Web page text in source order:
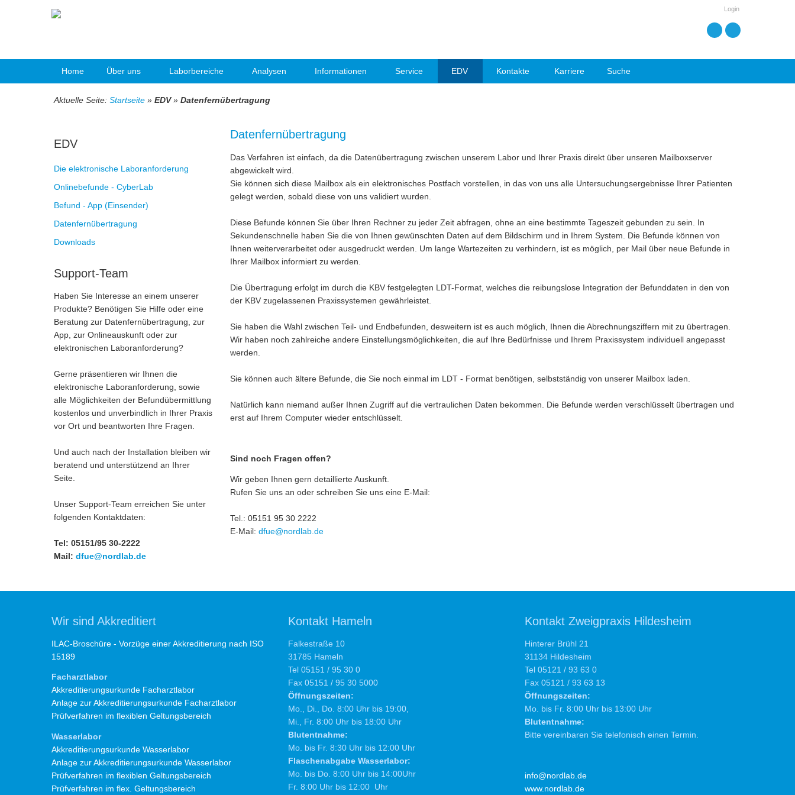
Login
Home Über uns Laborbereiche Analysen Informationen Service EDV Kontakte Karriere Suche
Aktuelle Seite: Startseite » EDV» Datenfernübertragung
EDV
Die elektronische Laboranforderung
Onlinebefunde - CyberLab
Befund - App (Einsender)
Datenfernübertragung
Downloads
Support-Team
Haben Sie Interesse an einem unserer
Produkte? Benötigen Sie Hilfe oder eine
Beratung zur Datenfernübertragung, zur
App, zur Onlineauskunft oder zur
elektronischen Laboranforderung?
Gerne präsentieren wir Ihnen die
elektronische Laboranforderung, sowie
alle Möglichkeiten der Befundübermittlung
kostenlos und unverbindlich in Ihrer Praxis
vor Ort und beantworten Ihre Fragen.
Und auch nach der Installation bleiben wir
beratend und unterstützend an Ihrer
Seite.
Unser Support-Team erreichen Sie unter
folgenden Kontaktdaten:
Tel: 05151/95 30-2222
Mail: dfue@nordlab.de
Datenfernübertragung
Das Verfahren ist einfach, da die Datenübertragung zwischen unserem Labor und Ihrer Praxis direkt über unseren Mailboxserver
abgewickelt wird.
Sie können sich diese Mailbox als ein elektronisches Postfach vorstellen, in das von uns alle Untersuchungsergebnisse Ihrer Patienten
gelegt werden, sobald diese von uns validiert wurden.
Diese Befunde können Sie über Ihren Rechner zu jeder Zeit abfragen, ohne an eine bestimmte Tageszeit gebunden zu sein. In
Sekundenschnelle haben Sie die von Ihnen gewünschten Daten auf dem Bildschirm und in Ihrem System. Die Befunde können von
Ihnen weiterverarbeitet oder ausgedruckt werden. Um lange Wartezeiten zu verhindern, ist es möglich, per Mail über neue Befunde in
Ihrer Mailbox informiert zu werden.
Die Übertragung erfolgt im durch die KBV festgelegten LDT-Format, welches die reibungslose Integration der Befunddaten in den von
der KBV zugelassenen Praxissystemen gewährleistet.
Sie haben die Wahl zwischen Teil- und Endbefunden, desweitern ist es auch möglich, Ihnen die Abrechnungsziffern mit zu übertragen.
Wir haben noch zahlreiche andere Einstellungsmöglichkeiten, die auf Ihre Bedürfnisse und Ihrem Praxissystem individuell angepasst
werden.
Sie können auch ältere Befunde, die Sie noch einmal im LDT - Format benötigen, selbstständig von unserer Mailbox laden.
Natürlich kann niemand außer Ihnen Zugriff auf die vertraulichen Daten bekommen. Die Befunde werden verschlüsselt übertragen und
erst auf Ihrem Computer wieder entschlüsselt.
Sind noch Fragen offen?
Wir geben Ihnen gern detaillierte Auskunft.
Rufen Sie uns an oder schreiben Sie uns eine E-Mail:
Tel.: 05151 95 30 2222
E-Mail: dfue@nordlab.de
Wir sind Akkreditiert
ILAC-Broschüre - Vorzüge einer Akkreditierung nach ISO
15189
Facharztlabor
Akkreditierungsurkunde Facharztlabor
Anlage zur Akkreditierungsurkunde Facharztlabor
Prüfverfahren im flexiblen Geltungsbereich
Wasserlabor
Akkreditierungsurkunde Wasserlabor
Anlage zur Akkreditierungsurkunde Wasserlabor
Prüfverfahren im flexiblen Geltungsbereich
Prüfverfahren im flex. Geltungsbereich
Kontakt Hameln
Falkestraße 10
31785 Hameln
Tel 05151 / 95 30 0
Fax 05151 / 95 30 5000
Öffnungszeiten:
Mo., Di., Do. 8:00 Uhr bis 19:00,
Mi., Fr. 8:00 Uhr bis 18:00 Uhr
Blutentnahme:
Mo. bis Fr. 8:30 Uhr bis 12:00 Uhr
Flaschenabgabe Wasserlabor:
Mo. bis Do. 8:00 Uhr bis 14:00Uhr
Fr. 8:00 Uhr bis 12:00 Uhr
Kontakt Zweigpraxis Hildesheim
Hinterer Brühl 21
31134 Hildesheim
Tel 05121 / 93 63 0
Fax 05121 / 93 63 13
Öffnungszeiten:
Mo. bis Fr. 8:00 Uhr bis 13:00 Uhr
Blutentnahme:
Bitte vereinbaren Sie telefonisch einen Termin.
info@nordlab.de
www.nordlab.de